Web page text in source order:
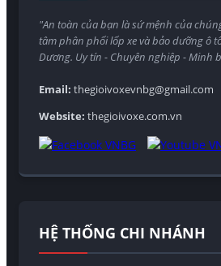
"An toàn của bạn là sứ mệnh của
tâm phân phối lốp xe và bảo dưỡng ô
Dương. Uy tín - Chuyên nghiệp - Minh
Email: thegioivoxevnbg@gmail.com
Website: thegioivoxe.com.vn
HỆ THỐNG CHI NHÁNH